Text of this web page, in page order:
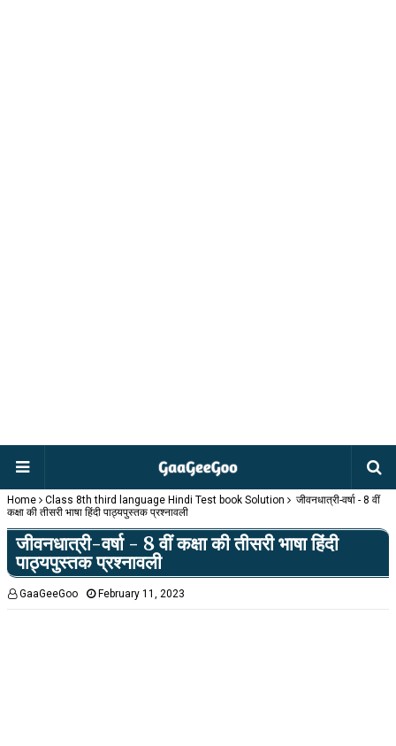
Home Class 8th third language Hindi Test book Solution
जीवनधात्री-वर्षा - 8 वीं
कक्षा की तीसरी भाषा हिंदी पाठ्यपुस्तक प्रश्नावली
जीवनधात्री-वर्षा - 8 वीं कक्षा की तीसरी भाषा हिंदी
पाठ्यपुस्तक प्रश्नावली
GaaGeeGoo February 11, 2023